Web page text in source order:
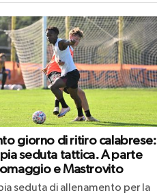
giorno di ritiro calabrese:
seduta tattica. A parte
e Mastrovito
seduta di allenamento per la